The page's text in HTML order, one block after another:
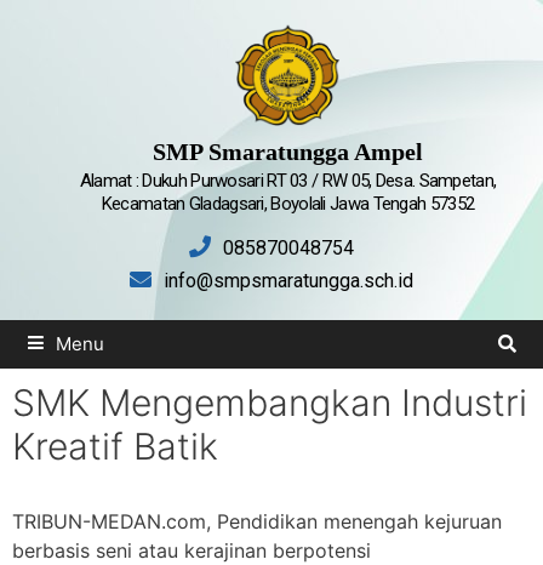
SMP Smaratungga Ampel
Alamat : Dukuh Purwosari RT 03 / RW 05, Desa. Sampetan,
Kecamatan Gladagsari, Boyolali Jawa Tengah 57352
085870048754
info@smpsmaratungga.sch.id
Menu
SMK Mengembangkan Industri
Kreatif Batik
TRIBUN-MEDAN.com, Pendidikan menengah kejuruan
berbasis seni atau kerajinan berpotensi